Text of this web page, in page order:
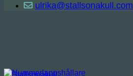
ulrika@stallsonakull.com